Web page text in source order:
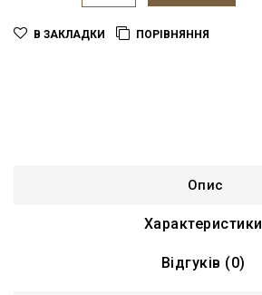
В ЗАКЛАДКИ ПОРІВНЯННЯ
Опис
Характеристики
Відгуків (0)